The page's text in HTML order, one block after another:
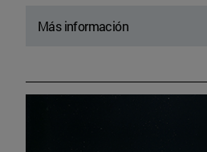
Más información